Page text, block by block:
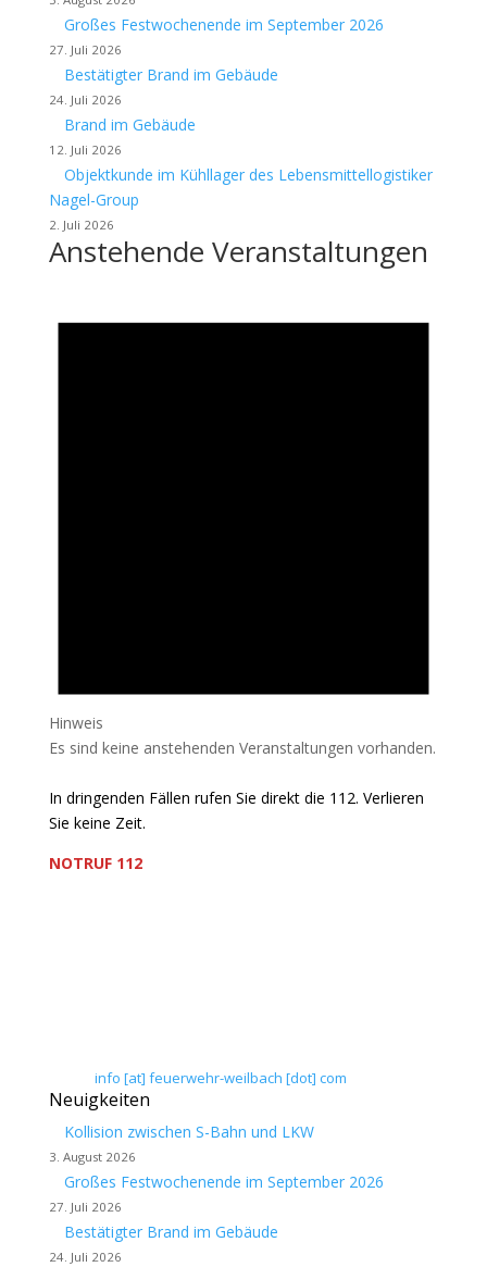
Großes Festwochenende im September 2026
27. Juli 2026
Bestätigter Brand im Gebäude
24. Juli 2026
Brand im Gebäude
12. Juli 2026
Objektkunde im Kühllager des Lebensmittellogistiker
Nagel-Group
2. Juli 2026
Anstehende Veranstaltungen
Hinweis
Es sind keine anstehenden Veranstaltungen vorhanden.
In dringenden Fällen rufen Sie direkt die 112. Verlieren
Sie keine Zeit.
NOTRUF 112
info [at] feuerwehr-weilbach [dot] com
Neuigkeiten
Kollision zwischen S-Bahn und LKW
3. August 2026
Großes Festwochenende im September 2026
27. Juli 2026
Bestätigter Brand im Gebäude
24. Juli 2026